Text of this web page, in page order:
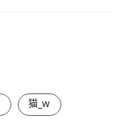
猫_w